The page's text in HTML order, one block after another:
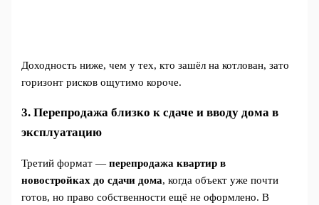
Доходность ниже, чем у тех, кто зашёл на котлован, зато
горизонт рисков ощутимо короче.
3. Перепродажа близко к сдаче и вводу дома в
эксплуатацию
Третий формат —перепродажа квартир в
новостройках до сдачи дома, когда объект уже почти
готов, но право собственности ещё не оформлено. В